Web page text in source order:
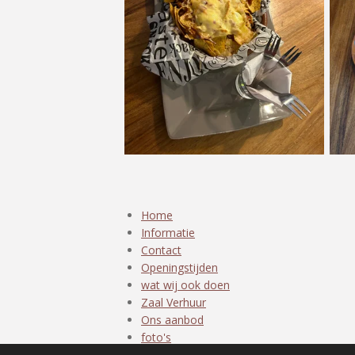
Home
Informatie
Contact
Openingstijden
wat wij ook doen
Zaal Verhuur
Ons aanbod
foto's